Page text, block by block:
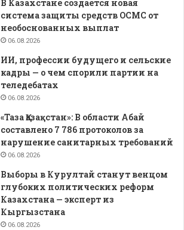
В Казахстане создается новая
система защиты средств ОСМС от
необоснованных выплат
06.08.2026
ИИ, профессии будущего и сельские
кадры — о чем спорили партии на
теледебатах
06.08.2026
«Таза Қазақстан»: В области Абай
составлено 7 786 протоколов за
нарушение санитарных требований
06.08.2026
Выборы в Курултай станут венцом
глубоких политических реформ
Казахстана — эксперт из
Кыргызстана
06.08.2026